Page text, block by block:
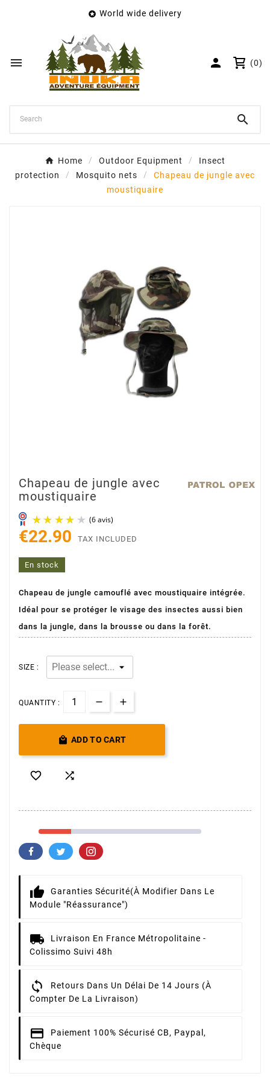
 World wide delivery
  (0)

Home Outdoor Equipment
Insect
protection
Mosquito nets
Chapeau de jungle avec
moustiquaire
Chapeau de jungle avec
moustiquaire
(6 avis)
€22.90 TAX INCLUDED
En stock
Chapeau de jungle camouflé avec moustiquaire intégrée.
Idéal pour se protéger le visage des insectes aussi bien
dans la jungle, dans la brousse ou dans la forêt.
SIZE :
QUANTITY :
 ADD TO CART
 
Garanties Sécurité(à Modifier Dans Le
Module "Réassurance")
Livraison En France Métropolitaine -
Colissimo Suivi 48h
Retours Dans Un Délai De 14 Jours (à
Compter De La Livraison)
Paiement 100% Sécurisé CB, Paypal,
Chèque
Wishlist name